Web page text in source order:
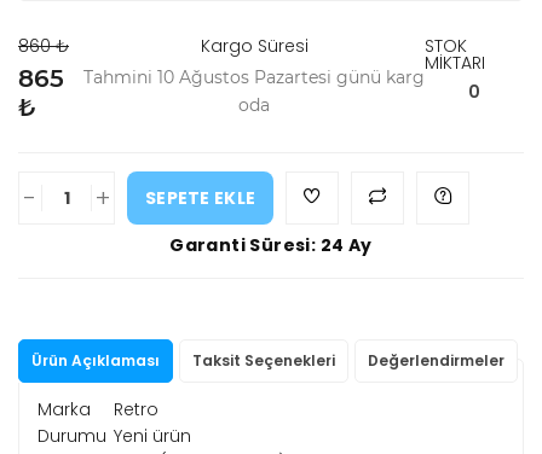
860 ₺
865
₺
Kargo Süresi
Tahmini 10 Ağustos Pazartesi günü karg
oda
STOK
MİKTARI
0
- +
SEPETE EKLE
Garanti Süresi: 24 Ay
Ürün Açıklaması Taksit Seçenekleri Değerlendirmeler
Marka
Retro
Durumu Yeni ürün